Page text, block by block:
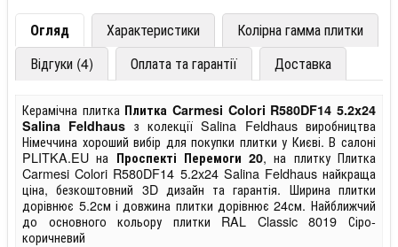
Огляд Характеристики
Колірна гамма плитки
Відгуки (4)
Оплата та гарантії Доставка
Керамічна плитка Плитка Carmesi Colori R580DF14 5.2x24
Salina Feldhaus з колекції Salina Feldhaus виробництва
Німеччина хороший вибір для покупки плитки у Києві. В салоні
PLITKA.EU на Проспекті Перемоги 20, на плитку Плитка
Carmesi Colori R580DF14 5.2x24 Salina Feldhaus найкраща
ціна, безкоштовний 3D дизайн та гарантія. Ширина плитки
дорівнює 5.2см і довжина плитки дорівнює 24см. Найближчий
до основного кольору плитки RAL Classic 8019 Сіро-
коричневий